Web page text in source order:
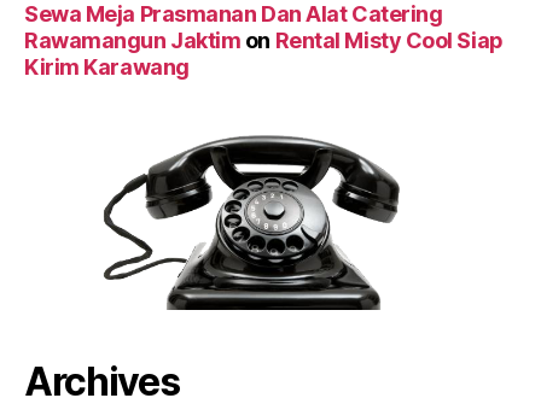
Sewa Meja Prasmanan Dan Alat Catering
Rawamangun Jaktim on Rental Misty Cool Siap
Kirim Karawang
Archives